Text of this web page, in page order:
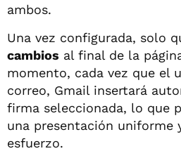
ambos.
Una vez configurada, solo
cambios al final de la
momento, cada vez que el
correo, Gmail insertará
firma seleccionada, lo que
una presentación uniforme
esfuerzo.